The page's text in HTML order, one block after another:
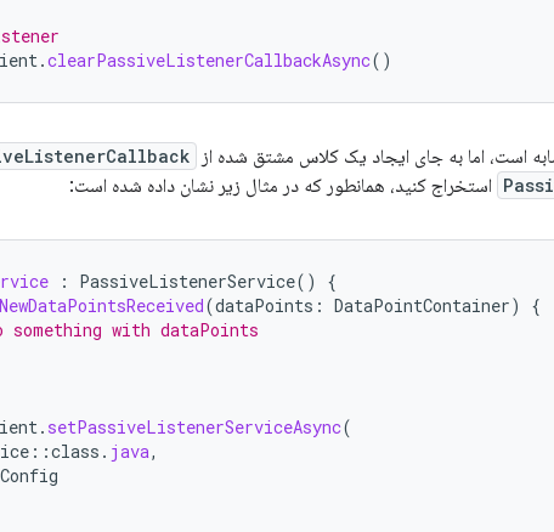
.clearPassiveListenerCallbackAsync()
است، اما به جای ایجاد یک کلاس مشتق شده از
استخراج کنید، همانطور که در مثال زیر نشان داده شده است:
: PassiveListenerService()
{
(dataPoints : DataPointContainer)
{
something with dataPoints
. setPassiveListenerServiceAsync(
::class . java,